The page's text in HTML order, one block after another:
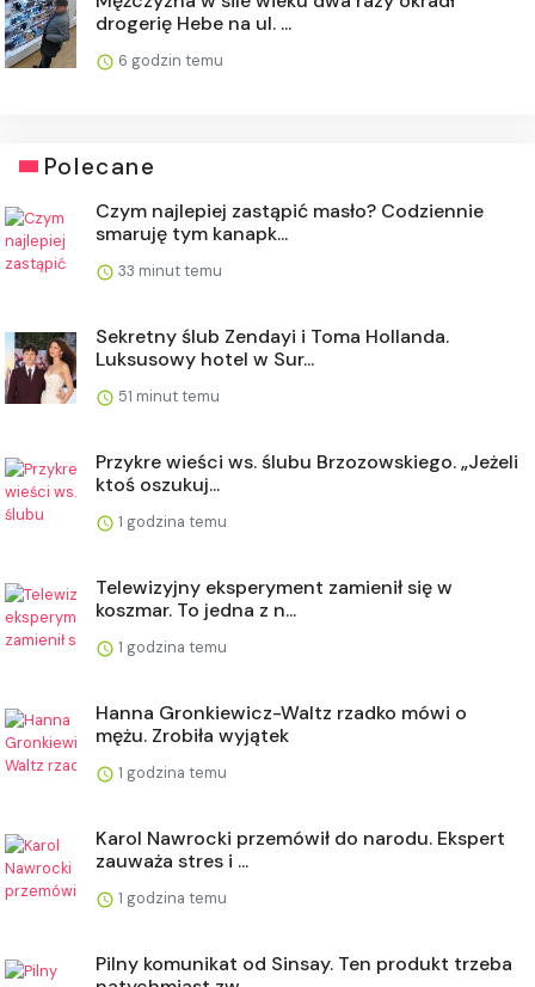
drogerię Hebe na ul. ...
6 godzin temu
Polecane
Czym najlepiej zastąpić masło? Codziennie
smaruję tym kanapk...
33 minut temu
Sekretny ślub Zendayi i Toma Hollanda.
Luksusowy hotel w Sur...
51 minut temu
Przykre wieści ws. ślubu Brzozowskiego. „Jeżeli
ktoś oszukuj...
1 godzina temu
Telewizyjny eksperyment zamienił się w
koszmar. To jedna z n...
1 godzina temu
Hanna Gronkiewicz-Waltz rzadko mówi o
mężu. Zrobiła wyjątek
1 godzina temu
Karol Nawrocki przemówił do narodu. Ekspert
zauważa stres i ...
1 godzina temu
Pilny komunikat od Sinsay. Ten produkt trzeba